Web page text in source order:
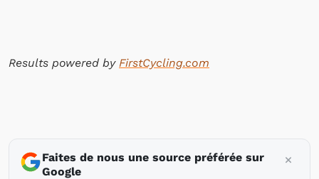
Results powered by FirstCycling.com
Faites de nous une source préférée sur
Google